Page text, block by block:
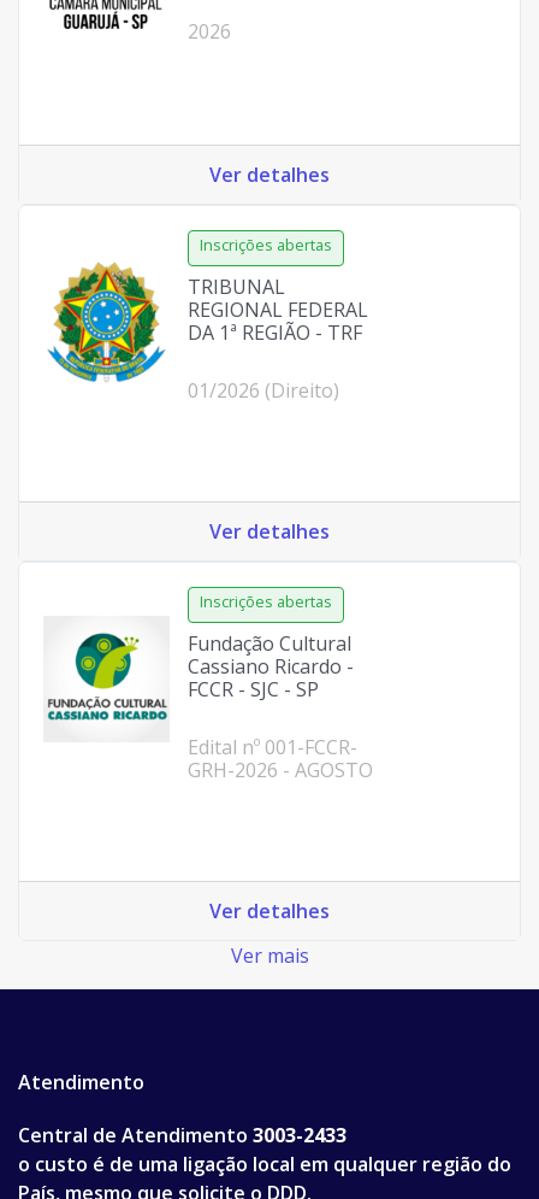
2026
Ver detalhes
TRIBUNAL
REGIONAL FEDERAL
DA 1ª REGIÃO - TRF
01/2026 (Direito)
Ver detalhes
Fundação Cultural
Cassiano Ricardo -
FCCR - SJC - SP
Edital nº 001-FCCR-
GRH-2026 - AGOSTO
Ver detalhes
Ver mais
Atendimento
Central de Atendimento 3003-2433
o custo é de uma ligação local em qualquer região do
País, mesmo que solicite o DDD.